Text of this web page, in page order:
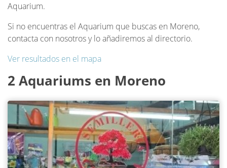
Aquarium.
Si no encuentras el Aquarium que buscas en Moreno,
contacta con nosotros y lo añadiremos al directorio.
Ver resultados en el mapa
2 Aquariums en Moreno